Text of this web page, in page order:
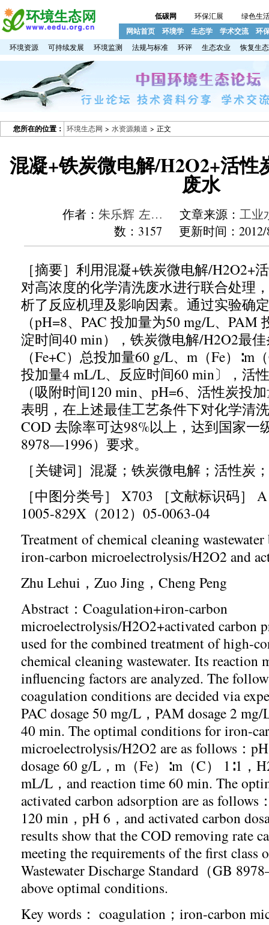
低碳网 环保汇展 绿色生
网站首页 环境学 生态学 学术交流 环
环境资源 可持续发展 环境监测 法规与标准 环评 生态农业 恢复生态
您所在的位置： 环境生态网 > 水资源频道 > 正文
混凝+铁炭微电解/H2O2+活性
废水
作者： 朱乐辉 左… 文章来源： 工业
数：3157 更新时间：2012/
［摘要］ 利用混凝+铁炭微电解/H2O2+
对高浓度的化学清洗废水进行联合处理
析了反应机理及影响因素。通过实验确
（pH=8、 PAC 投加量为50 mg/L、 PAM
淀时间40 min），铁炭微电解/H2O2最
（Fe+C）总投加量60 g/L、 m （Fe）∶m （
投加量4 mL/L、反应时间60 min〕，活
（吸附时间120 min、 pH=6、活性炭投
表明，在上述最佳工艺条件下对化学清
COD 去除率可达98%以上，达到国家一
8978—1996）要求。
［关键词］ 混凝；铁炭微电解；活性炭
［中图分类号］
X703 ［文献标识码］
1005-829X （2012） 05-0063-04
Treatment of chemical cleaning
iron-carbon microelectrolysis/H2O2 and
Zhu Lehui ， Zuo Jing ， Cheng Peng
Abstract ： Coagulation+iron-carbon
microelectrolysis/H2O2+activated carbon
used for the combined treatment of high-
chemical cleaning wastewater. Its reaction
influencing factors are analyzed. The
coagulation conditions are decided via
PAC dosage 50 mg/L ， PAM dosage 2 mg/
40 min. The optimal conditions for iron-
microelectrolysis/H2O2 are as follows ：
dosage 60 g/L ， m （Fe）∶m （C） 1 ∶1 ，
mL/L ， and reaction time 60 min. The
activated carbon adsorption are as follows
120 min ， pH 6 ， and activated carbon
results show that the COD removing rate
meeting the requirements of the first class
Wastewater Discharge Standard （GB 8978
above optimal conditions.
Key words ： coagulation ； iron-carbon